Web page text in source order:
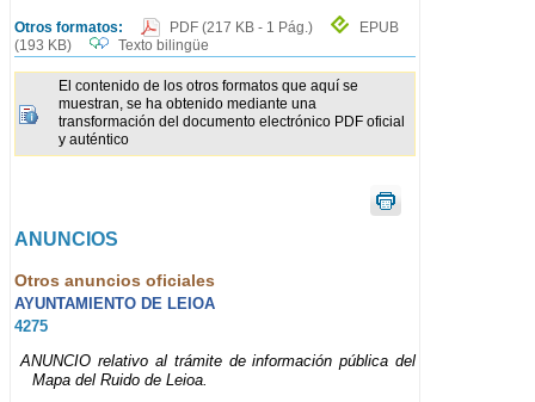
Otros formatos: PDF (217 KB - 1 Pág.)
EPUB
(193 KB)
Texto bilingüe
El contenido de los otros formatos que aquí se
muestran, se ha obtenido mediante una
transformación del documento electrónico PDF oficial
y auténtico
ANUNCIOS
Otros anuncios oficiales
AYUNTAMIENTO DE LEIOA
4275
ANUNCIO relativo al trámite de información pública del
Mapa del Ruido de Leioa.